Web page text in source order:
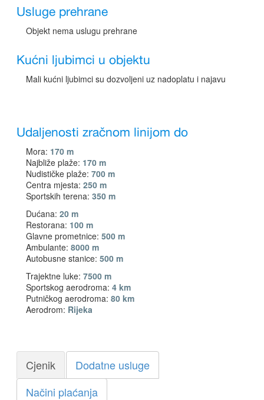
Usluge prehrane
Objekt nema uslugu prehrane
Kućni ljubimci u objektu
Mali kućni ljubimci su dozvoljeni uz nadoplatu i najavu
Udaljenosti zračnom linijom do
Mora: 170 m
Najbliže plaže: 170 m
Nudističke plaže: 700 m
Centra mjesta: 250 m
Sportskih terena: 350 m
Dućana: 20 m
Restorana: 100 m
Glavne prometnice: 500 m
Ambulante: 8000 m
Autobusne stanice: 500 m
Trajektne luke: 7500 m
Sportskog aerodroma: 4 km
Putničkog aerodroma: 80 km
Aerodrom: Rijeka
Cjenik
Dodatne usluge
Načini plaćanja